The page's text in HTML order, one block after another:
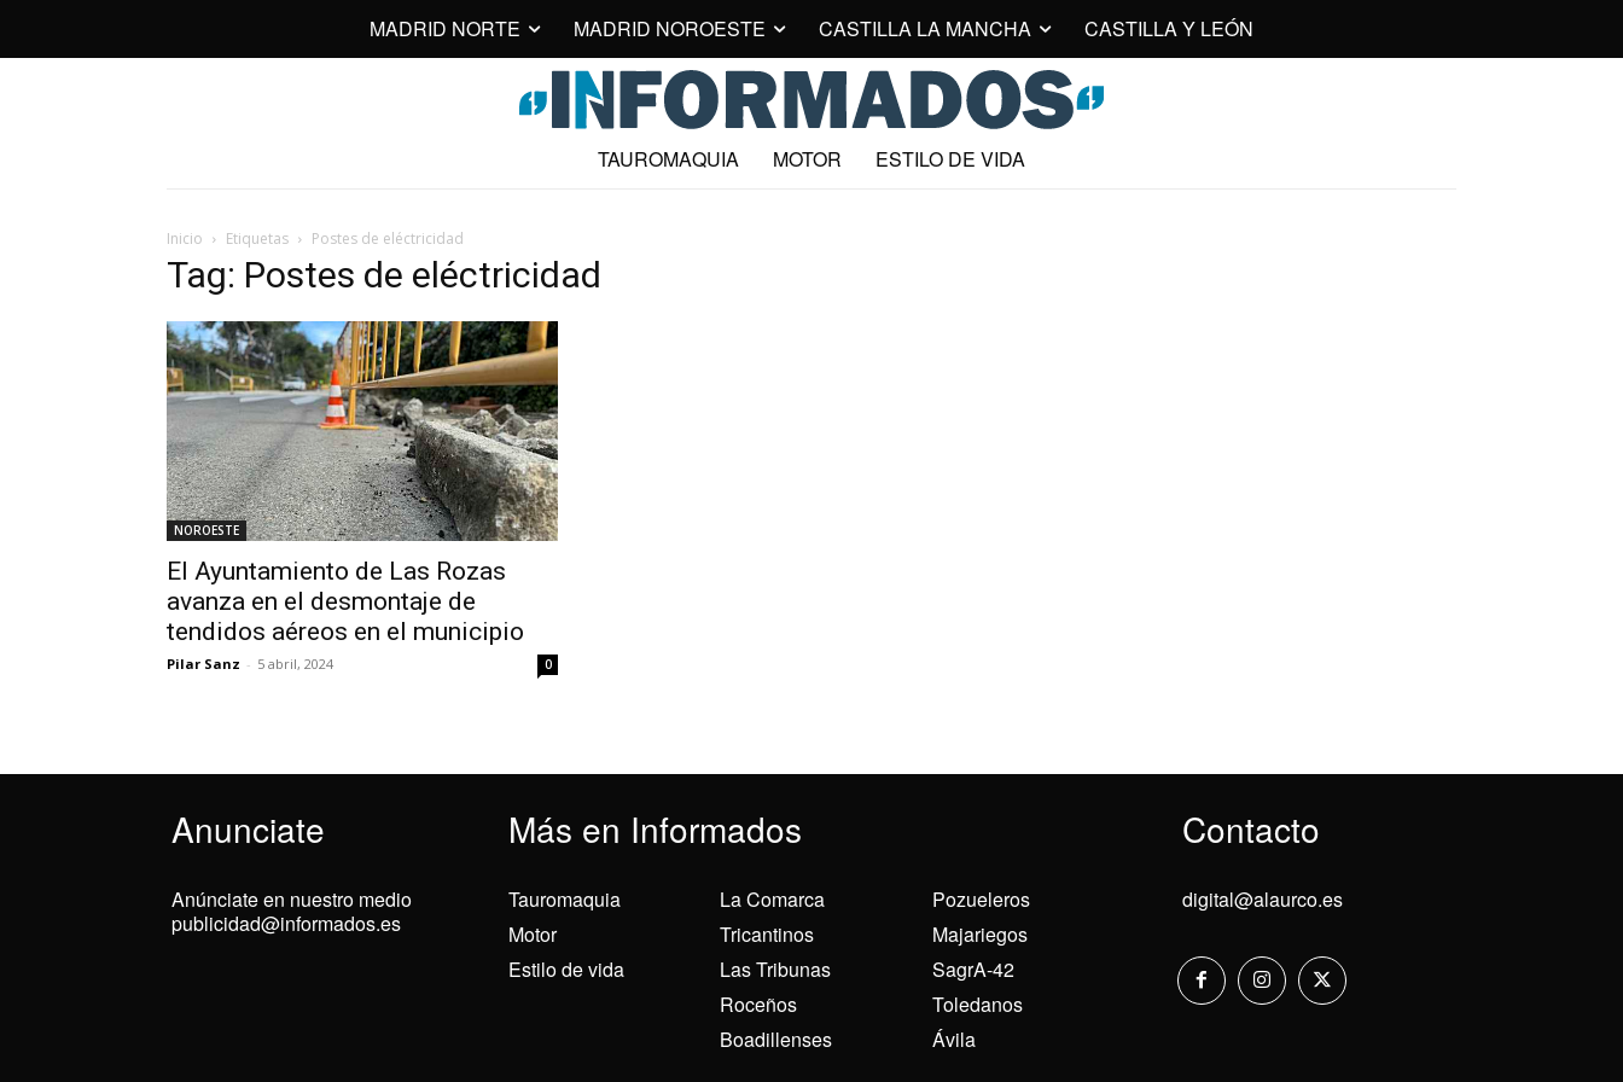
MADRID NORTE MADRID NOROESTE CASTILLA LA MANCHA CASTILLA Y LEÓN
TAUROMAQUIA MOTOR ESTILO DE VIDA
Inicio Etiquetas Postes de eléctricidad
Tag: Postes de eléctricidad
NOROESTE
El Ayuntamiento de Las Rozas
avanza en el desmontaje de
tendidos aéreos en el municipio
Pilar Sanz - 5 abril, 2024 0
Anunciate Más en Informados Contacto
Anúnciate en nuestro medio
publicidad@informados.es
Tauromaquia
Motor
Estilo de vida
La Comarca
Tricantinos
Las Tribunas
Roceños
Boadillenses
Pozueleros
Majariegos
SagrA-42
Toledanos
Ávila
digital@alaurco.es